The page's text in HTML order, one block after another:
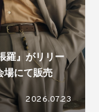
羅』がリリー
場にて販売
2026.07.23